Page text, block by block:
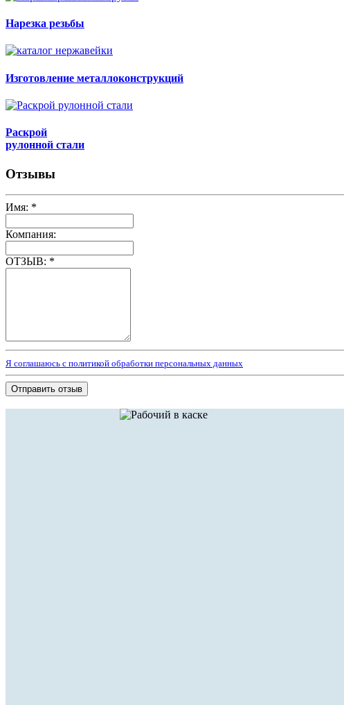
Нарезка резьбы
Изготовление металлоконструкций
Раскрой
рулонной стали
Отзывы
Имя: *
Компания:
ОТЗЫВ: *
Я соглашаюсь с политикой обработки персональных данных
Отправить отзыв